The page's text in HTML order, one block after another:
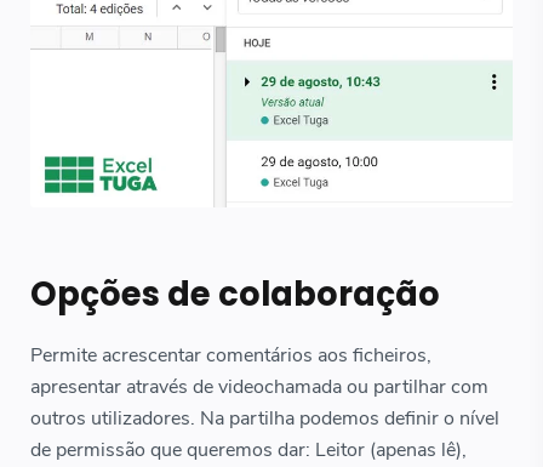
Opções de colaboração
Permite acrescentar comentários aos ficheiros,
apresentar através de videochamada ou partilhar com
outros utilizadores. Na partilha podemos definir o nível
de permissão que queremos dar: Leitor (apenas lê),